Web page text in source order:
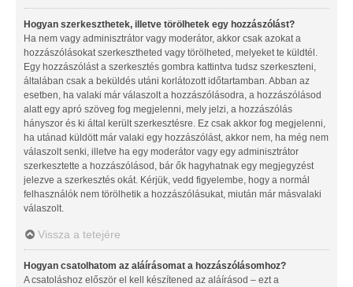
Hogyan szerkeszthetek, illetve törölhetek egy hozzászólást?
Ha nem vagy adminisztrátor vagy moderátor, akkor csak azokat a
hozzászólásokat szerkesztheted vagy törölheted, melyeket te küldtél.
Egy hozzászólást a szerkesztés gombra kattintva tudsz szerkeszteni,
általában csak a beküldés utáni korlátozott időtartamban. Abban az
esetben, ha valaki már válaszolt a hozzászólásodra, a hozzászólásod
alatt egy apró szöveg fog megjelenni, mely jelzi, a hozzászólás
hányszor és ki által került szerkesztésre. Ez csak akkor fog megjelenni,
ha utánad küldött már valaki egy hozzászólást, akkor nem, ha még nem
válaszolt senki, illetve ha egy moderátor vagy egy adminisztrátor
szerkesztette a hozzászólásod, bár ők hagyhatnak egy megjegyzést
jelezve a szerkesztés okát. Kérjük, vedd figyelembe, hogy a normál
felhasználók nem törölhetik a hozzászólásukat, miután már másvalaki
válaszolt.
Vissza a tetejére
Hogyan csatolhatom az aláírásomat a hozzászólásomhoz?
A csatoláshoz először el kell készítened az aláírásod – ezt a